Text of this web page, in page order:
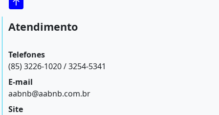
Atendimento
Telefones
(85) 3226-1020 / 3254-5341
E-mail
aabnb@aabnb.com.br
Site